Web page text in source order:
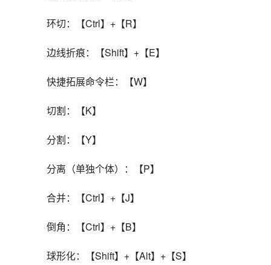
环切：【Ctrl】+【R】
边线折痕：【Shift】+【E】
快捷拓展命令栏：【W】
切割：【K】
分割：【Y】
分离（单独个体）：【P】
合并：【Ctrl】+【J】
倒角：【Ctrl】+【B】
球形化：【Shift】+【Alt】+【S】